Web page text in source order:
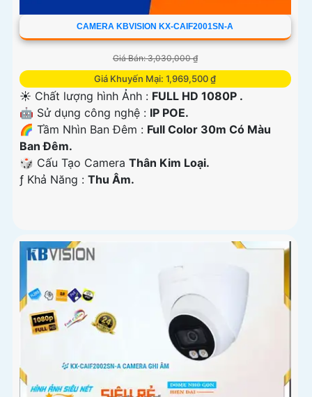
CAMERA KBVISION KX-CAIF2001SN-A
Giá Bán: 3,030,000 ₫
Giá Khuyến Mại: 1,969,500 ₫
☀️ Chất lượng hình Ảnh : FULL HD 1080P .
🤖️ Sử dụng công nghệ : IP POE.
🌈 Tầm Nhìn Ban Đêm : Full Color 30m Có Màu
Ban Đêm.
🎲 Cấu Tạo Camera Thân Kim Loại.
️ƒ Khả Năng : Thu Âm.